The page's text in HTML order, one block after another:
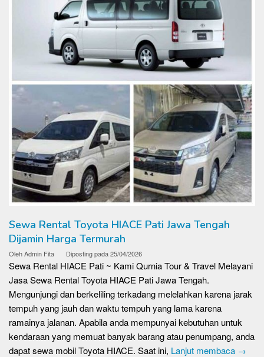
Sewa Rental Toyota HIACE Pati Jawa Tengah
Dijamin Harga Termurah
OlehAdmin Fita Diposting pada25/04/2026
Sewa Rental HIACE Pati ~ Kami Qurnia Tour & Travel Melayani
Jasa Sewa Rental Toyota HIACE Pati Jawa Tengah.
Mengunjungi dan berkeliling terkadang melelahkan karena jarak
tempuh yang jauh dan waktu tempuh yang lama karena
ramainya jalanan. Apabila anda mempunyai kebutuhan untuk
kendaraan yang memuat banyak barang atau penumpang, anda
dapat sewa mobil Toyota HIACE. Saat ini, Lanjut membaca →